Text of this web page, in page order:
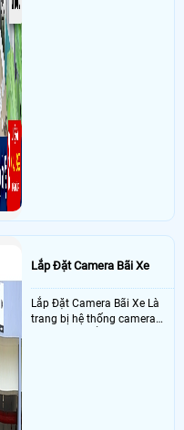
Lắp Đặt Camera Bãi Xe
Lắp Đặt Camera Bãi Xe Là
trang bị hệ thống camera